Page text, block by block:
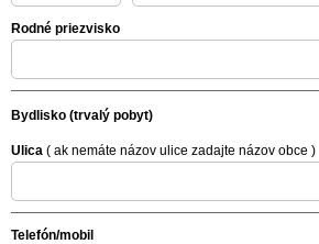
Rodné priezvisko
Bydlisko (trvalý pobyt)
Ulica ( ak nemáte názov ulice zadajte názov obce )
Telefón/mobil